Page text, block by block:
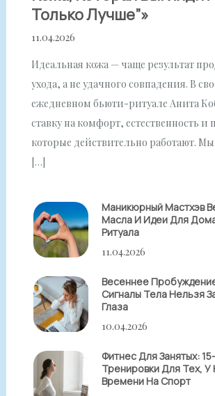
Только Лучше”»
11.04.2026
Идеальная кожа — чаще результат
ухода, а не удачного совпадения. В
ежедневном бьюти-ритуале Анита
ставку на комфорт, естественность и
которые действительно работают.
[…]
Маникюрный Мастхэв
Масла И Идеи Для
Ритуала
11.04.2026
Весеннее
Сигналы Тела Нельзя
Глаза
10.04.2026
Фитнес Для Занятых:
Тренировки Для Тех, У
Времени На Спорт